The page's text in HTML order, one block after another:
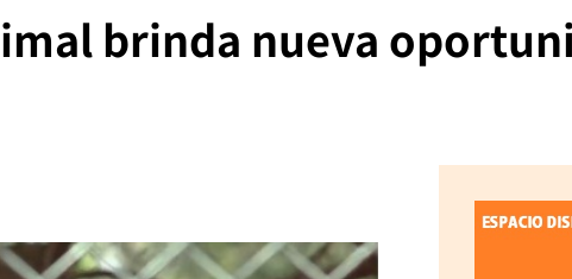
brinda nueva